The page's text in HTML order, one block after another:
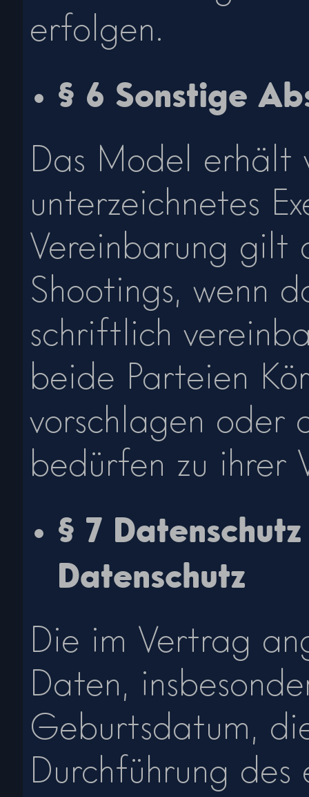
erfolgen.
§ 6 Sonstige
Das Model erhält
unterzeichnetes
Vereinbarung gilt
Shootings, wenn
schriftlich
beide Parteien
vorschlagen oder
bedürfen zu ihrer
§ 7
Datenschutz
Die im Vertrag
Daten,
Geburtsdatum,
Durchführung des